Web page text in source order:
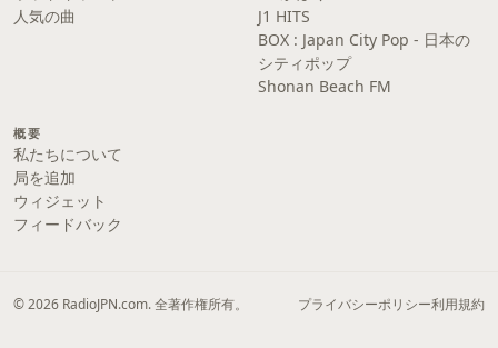
人気の曲
J1 HITS
BOX : Japan City Pop - 日本の
シティポップ
Shonan Beach FM
概要
私たちについて
局を追加
ウィジェット
フィードバック
© 2026 RadioJPN.com. 全著作権所有。 プライバシーポリシー利用規約